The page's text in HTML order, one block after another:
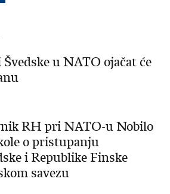
u NATO ojačat će
RH pri NATO-u Nobilo
o pristupanju
i Republike Finske
savezu